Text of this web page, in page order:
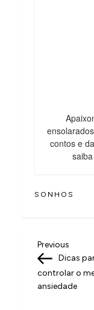
contos e
SONHOS
N
a
v
Previous
Post
Previous
Dicas
controlar o
ansiedade